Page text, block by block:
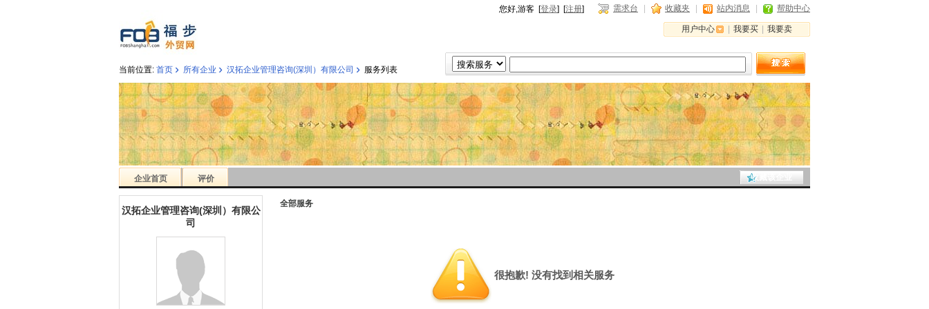
您好,游客 [登录] [注册] 需求台 收藏夹 站内消息 帮助中心
用户中心 我要买 我要卖
当前位置: 首页 › 所有企业 › 汉拓企业管理咨询(深圳）有限公司 › 服务列表
企业首页 评价 收藏该企业
汉拓企业管理咨询(深圳）有限公
司
全部服务
很抱歉! 没有找到相关服务